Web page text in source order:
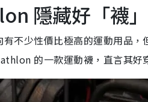
隱藏好「襪
不少性價比極高的運動用品
的一款運動襪，直言其